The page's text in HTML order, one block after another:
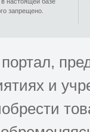
запрещено.
и